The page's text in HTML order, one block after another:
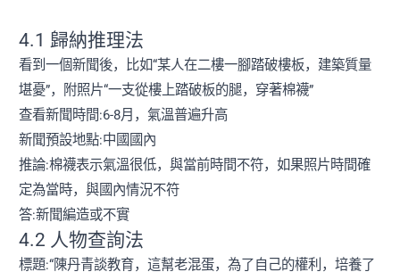
4.1 歸納推理法
看到一個新聞後，比如“某人在二樓一腳踏破樓板，建築質量
堪憂”，附照片“一支從樓上踏破板的腿，穿著棉襪”
查看新聞時間:6-8月，氣溫普遍升高
新聞預設地點:中國國內
推論:棉襪表示氣溫很低，與當前時間不符，如果照片時間確
定為當時，與國內情況不符
答:新聞編造或不實
4.2 人物查詢法
標題:“陳丹青談教育，這幫老混蛋，為了自己的權利，培養了